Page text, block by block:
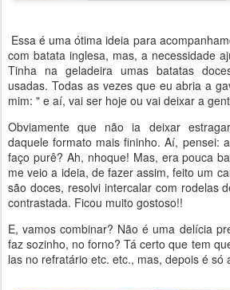
Essa é uma ótima ideia para
com batata inglesa, mas, a necessidade
Tinha na geladeira umas batatas
usadas. Todas as vezes que eu abria a
mim: " e aí, vai ser hoje ou vai deixar a
Obviamente que não ia deixar
daquele formato mais fininho. Aí, pensei:
faço purê? Ah, nhoque! Mas, era pouca
me veio a ideia, de fazer assim, feito um
são doces, resolvi intercalar com rodelas
contrastada. Ficou muito gostoso!!
E, vamos combinar? Não é uma delícia
faz sozinho, no forno? Tá certo que tem
las no refratário etc. etc., mas, depois é só